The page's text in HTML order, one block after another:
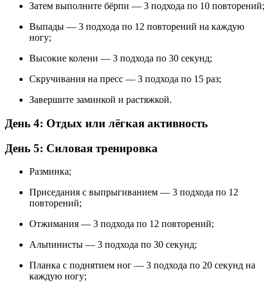
Затем выполните бёрпи — 3 подхода по 10 повторений;
Выпады — 3 подхода по 12 повторений на каждую
ногу;
Высокие колени — 3 подхода по 30 секунд;
Скручивания на пресс — 3 подхода по 15 раз;
Завершите заминкой и растяжкой.
День 4: Отдых или лёгкая активность
День 5: Силовая тренировка
Разминка;
Приседания с выпрыгиванием — 3 подхода по 12
повторений;
Отжимания — 3 подхода по 12 повторений;
Альпинисты — 3 подхода по 30 секунд;
Планка с поднятием ног — 3 подхода по 20 секунд на
каждую ногу;